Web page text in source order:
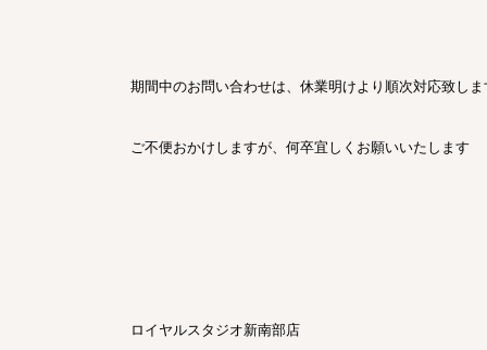
期間中のお問い合わせは、休業明けより順次対応致しま
ご不便おかけしますが、何卒宜しくお願いいたします
ロイヤルスタジオ新南部店